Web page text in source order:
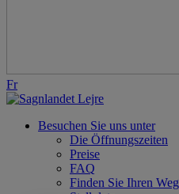
Fr
Besuchen Sie uns unter
Die Öffnungszeiten
Preise
FAQ
Finden Sie Ihren Weg